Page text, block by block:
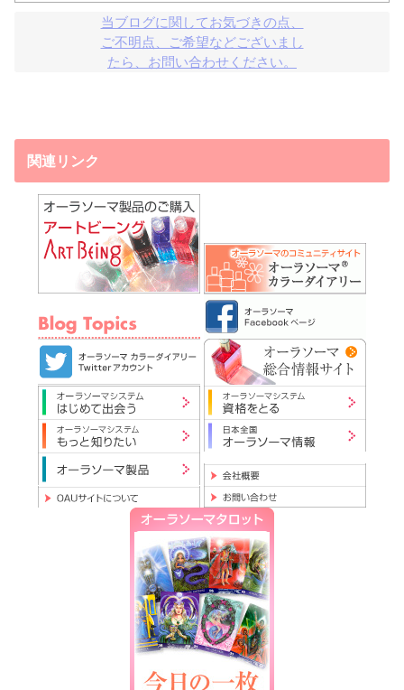
当ブログに関してお気づきの点、
ご不明点、ご希望などございまし
たら、お問い合わせください。
関連リンク